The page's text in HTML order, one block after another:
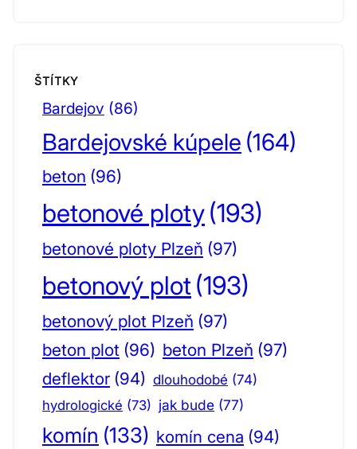
ŠTÍTKY
Bardejov (86)
Bardejovské kúpele (164)
beton (96)
betonové ploty(193)
betonové ploty Plzeň (97)
betonový plot (193)
betonový plot Plzeň (97)
beton plot (96) beton Plzeň (97)
deflektor (94) dlouhodobé (74)
hydrologické (73) jak bude (77)
komín (133) komín cena (94)